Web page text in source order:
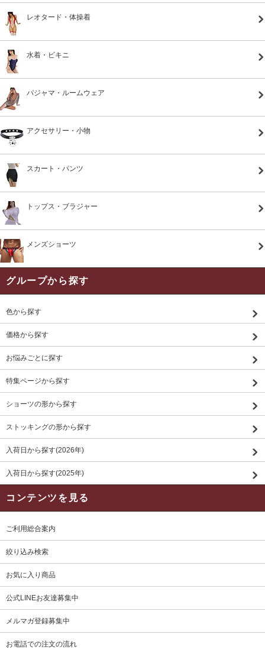
レオタード・体操着
水着・ビキニ
パジャマ・ルームウェア
アクセサリー・小物
スカート・パンツ
トップス・ブラジャー
メンズショーツ
グループから探す
色から探す
価格から探す
お悩みごとに探す
特集ページから探す
ショーツの形から探す
ストッキングの形から探す
入荷日から探す(2026年)
入荷日から探す(2025年)
コンテンツを見る
ご利用総合案内
絞り込み検索
お気に入り商品
公式LINEお友達募集中
メルマガ登録募集中
お電話での注文の流れ